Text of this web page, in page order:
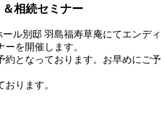
相続セミナー
ル別邸 羽島福寿草庵にてエンディ
を開催します。
約となっております。お早めにご予
ります。